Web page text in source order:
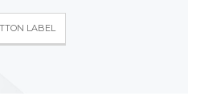
LABEL